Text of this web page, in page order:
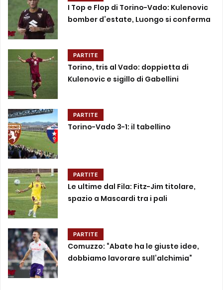
I Top e Flop di Torino-Vado: Kulenovic
bomber d’estate, Luongo si conferma
PARTITE
Torino, tris al Vado: doppietta di
Kulenovic e sigillo di Gabellini
PARTITE
Torino-Vado 3-1: il tabellino
PARTITE
Le ultime dal Fila: Fitz-Jim titolare,
spazio a Mascardi tra i pali
PARTITE
Comuzzo: “Abate ha le giuste idee,
dobbiamo lavorare sull’alchimia”